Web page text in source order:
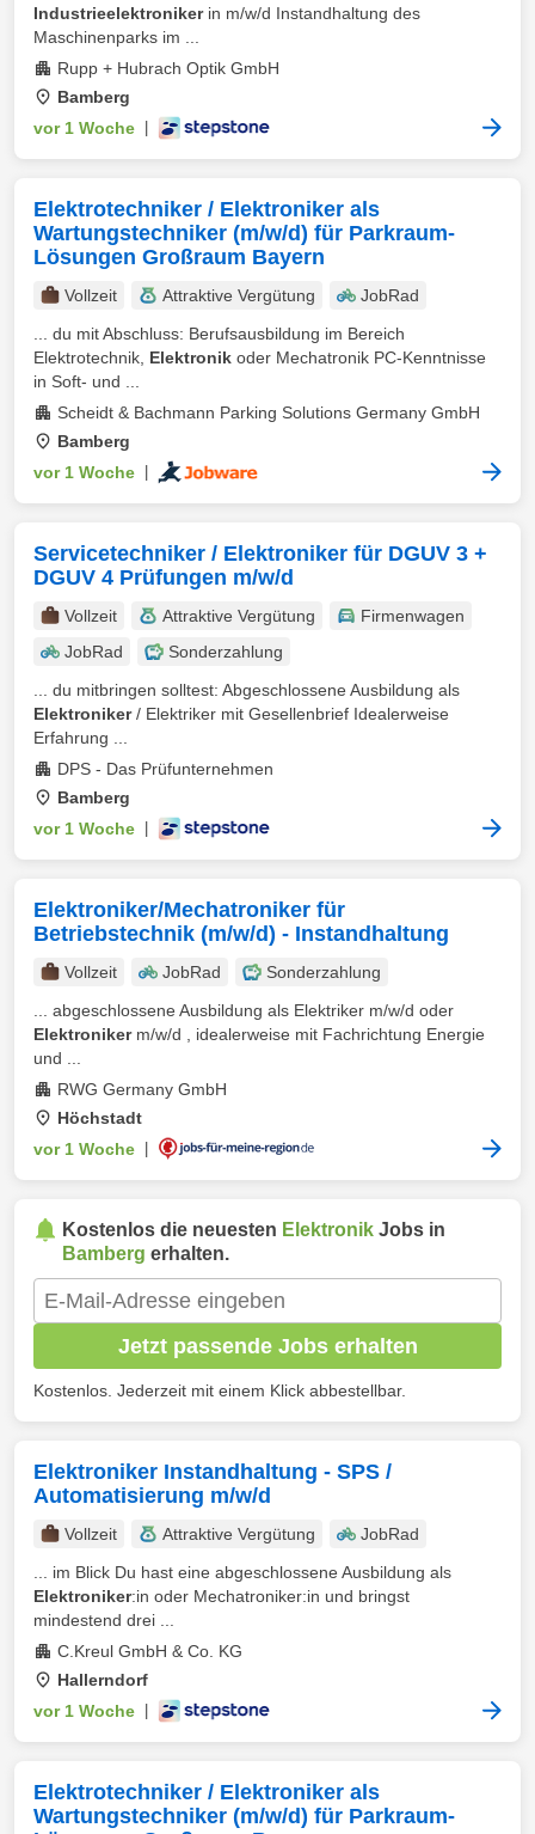
Industrieelektronikerin m/w/d Instandhaltung des
Maschinenparks im ...
Rupp + Hubrach Optik GmbH
Bamberg
vor 1 Woche
Elektrotechniker / Elektroniker als
Wartungstechniker (m/w/d) für Parkraum-
Lösungen Großraum Bayern
Vollzeit Attraktive Vergütung
JobRad
... du mit Abschluss: Berufsausbildung im Bereich
Elektrotechnik, Elektronik oder Mechatronik PC-Kenntnisse
in Soft- und ...
Scheidt & Bachmann Parking Solutions Germany GmbH
Bamberg
vor 1 Woche
Servicetechniker / Elektroniker für DGUV 3 +
DGUV 4 Prüfungen m/w/d
Vollzeit Attraktive Vergütung
Firmenwagen
JobRad
Sonderzahlung
... du mitbringen solltest: Abgeschlossene Ausbildung als
Elektroniker/ Elektriker mit Gesellenbrief Idealerweise
Erfahrung ...
DPS - Das Prüfunternehmen
Bamberg
vor 1 Woche
Elektroniker/Mechatroniker für
Betriebstechnik (m/w/d) - Instandhaltung
Vollzeit JobRad
Sonderzahlung
... abgeschlossene Ausbildung als Elektriker m/w/d oder
Elektronikerm/w/d , idealerweise mit Fachrichtung Energie
und ...
RWG Germany GmbH
Höchstadt
vor 1 Woche
Kostenlos die neuesten Elektronik Jobs in
Bamberg erhalten.
Jetzt passende Jobs erhalten
Kostenlos. Jederzeit mit einem Klick abbestellbar.
Elektroniker Instandhaltung - SPS /
Automatisierung m/w/d
Vollzeit Attraktive Vergütung
JobRad
... im Blick Du hast eine abgeschlossene Ausbildung als
Elektroniker:in oder Mechatroniker:in und bringst
mindestend drei ...
C.Kreul GmbH & Co. KG
Hallerndorf
vor 1 Woche
Elektrotechniker / Elektroniker als
Wartungstechniker (m/w/d) für Parkraum-